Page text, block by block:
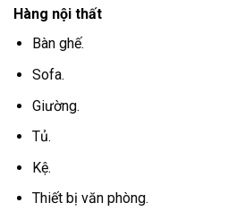
Hàng nội thất
Bàn ghế.
Sofa.
Giường.
Tủ.
Kệ.
Thiết bị văn phòng.